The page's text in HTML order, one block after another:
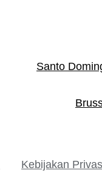
Santo
Kebijakan